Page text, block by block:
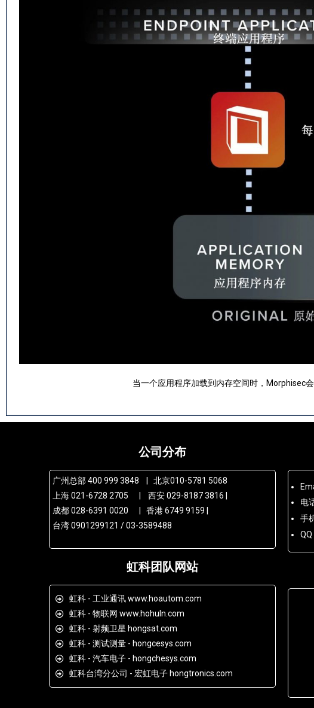
当一个应用程序加载到内存空间时，Morphisec
公司分布
广州总部 400 999 3848 | 北京010-5781 5068
上海 021-6728 2705 | 西安 029-8187 3816 |
成都 028-6391 0020 | 香港 6749 9159 |
台湾 0901299121 / 03-3589488
虹科团队网站
虹科 - 工业通讯 www.hoautom.com
虹科 - 物联网 www.hohuln.com
虹科 - 射频卫星 hongsat.com
虹科 - 测试测量 - hongcesys.com
虹科 - 汽车电子 - hongchesys.com
虹科台湾分公司 - 宏虹电子 hongtronics.com
电
手
QQ